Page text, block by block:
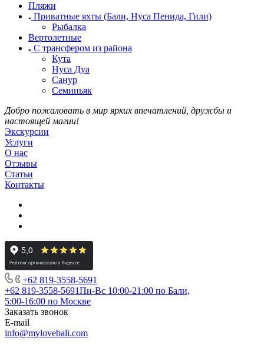
Пляжи
Приватные яхты (Бали, Нуса Пенида, Гили)
Рыбалка
Вертолетные
С трансфером из района
Кута
Нуса Дуа
Санур
Семиньяк
Добро пожаловать в мир ярких впечатлений, дружбы и
настоящей магии!
Экскурсии
Услуги
О нас
Отзывы
Статьи
Контакты
+62 819‑3558‑5691‬
+62 819‑3558‑5691‬Пн-Вс 10:00-21:00 по Бали,
5:00-16:00 по Москве
Заказать звонок
E-mail
info@mylovebali.com